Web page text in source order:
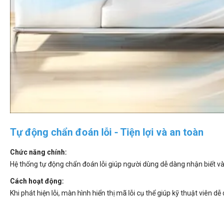
Tự động chẩn đoán lỗi - Tiện lợi và an toàn
Chức năng chính:
Hệ thống tự động chẩn đoán lỗi giúp người dùng dễ dàng nhận biết
Cách hoạt động:
Khi phát hiện lỗi, màn hình hiển thị mã lỗi cụ thể giúp kỹ thuật viên dễ